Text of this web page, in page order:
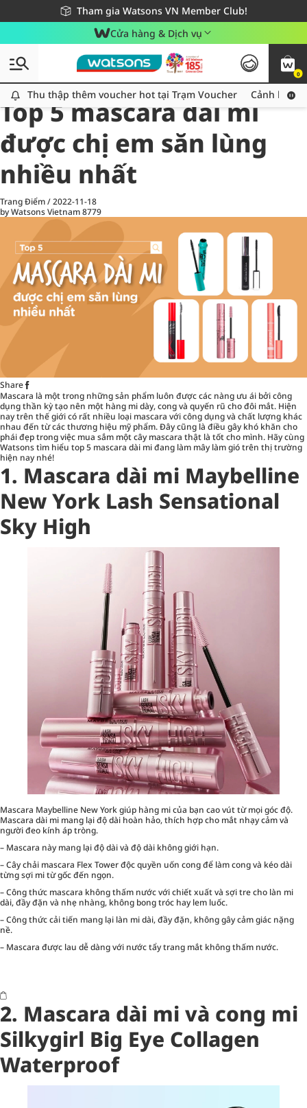
Tham gia Watsons VN Member Club!
Miễn phí giao hàng cho đơn hàng từ 249,000Đ
Giao hàng nhanh 24h - Áp dụng khu vực TP. Hồ Chí Minh
Cửa hàng & Dịch vụ
0
Thu thập thêm voucher hot tại Trạm Voucher
Thu thập thêm voucher hot tại Trạm Voucher Cảnh báo
All
Chăm Sóc Cá Nhân
Top 5 mascara dài mi
được chị em săn lùng
nhiều nhất
Trang Điểm/2022-11-18
by Watsons Vietnam8779
Share
Mascara là một trong những sản phẩm luôn được các nàng ưu ái bởi công
dụng thần kỳ tạo nên một hàng mi dày, cong và quyến rũ cho đôi mắt. Hiện
nay trên thế giới có rất nhiều loại mascara với công dụng và chất lượng khác
nhau đến từ các thương hiệu mỹ phẩm. Đây cũng là điều gây khó khăn cho
phái đẹp trong việc mua sắm một cây mascara thật là tốt cho mình. Hãy cùng
Watsons tìm hiểu top 5 mascara dài miđang làm mây làm gió trên thị trường
hiện nay nhé!
1. Mascara dài mi Maybelline
New York Lash Sensational
Sky High
Mascara Maybelline New York giúp hàng mi của bạn cao vút từ mọi góc độ.
Mascara dài mi mang lại độ dài hoàn hảo, thích hợp cho mắt nhạy cảm và
người đeo kính áp tròng.
– Mascara này mang lại độ dài và độ dài không giới hạn.
– Cây chải mascara Flex Tower độc quyền uốn cong để làm cong và kéo dài
từng sợi mi từ gốc đến ngọn.
– Công thức mascara không thấm nước với chiết xuất và sợi tre cho làn mi
dài, đầy đặn và nhẹ nhàng, không bong tróc hay lem luốc.
– Công thức cải tiến mang lại làn mi dài, đầy đặn, không gây cảm giác nặng
nề.
– Mascara được lau dễ dàng với nước tẩy trang mắt không thấm nước.
2. Mascara dài mi và cong mi
Silkygirl Big Eye Collagen
Waterproof